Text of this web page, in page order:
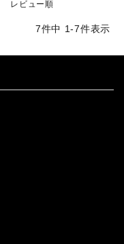
レビュー順
7件中 1-7件表示